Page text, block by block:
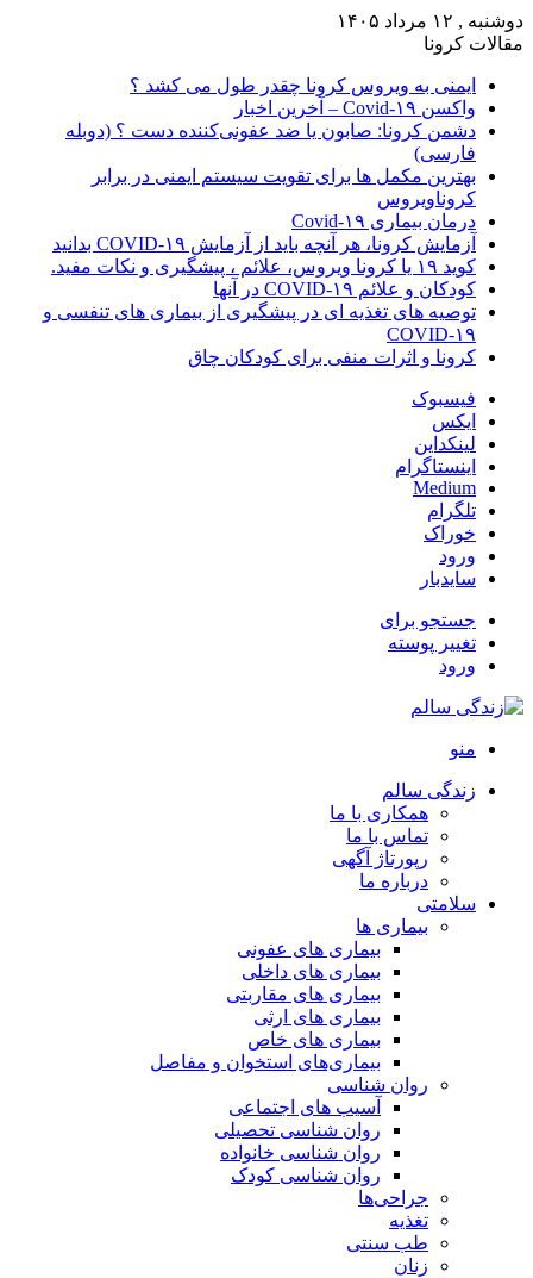
دوشنبه , ۱۲ مرداد ۱۴۰۵
مقالات کرونا
ایمنی به ویروس کرونا چقدر طول می کشد ؟
واکسن Covid-۱۹ – آخرین اخبار
دشمن کرونا: صابون یا ضد عفونی‌کننده دست ؟ (دوبله
فارسی)
بهترین مکمل ها برای تقویت سیستم ایمنی در برابر
کروناویروس
درمان بیماری Covid-۱۹
آزمایش کرونا، هر آنچه باید از آزمایش COVID-۱۹ بدانید
کوید ۱۹ یا کرونا ویروس، علائم ، پیشگیری و نکات مفید.
کودکان و علائم COVID-۱۹ در آنها
توصیه های تغذیه ای در پیشگیری از بیماری های تنفسی و
COVID-۱۹
کرونا و اثرات منفی برای کودکان چاق
فیسبوک
ایکس
لینکداین
اینستاگرام
Medium
تلگرام
خوراک
ورود
سایدبار
جستجو برای
تغییر پوسته
ورود
منو
زندگی سالم
همکاری با ما
تماس با ما
رپورتاژ آگهی
درباره ما
سلامتی
بیماری ها
بیماری های عفونی
بیماری های داخلی
بیماری های مقاربتی
بیماری های ارثی
بیماری های خاص
بیماری‌های استخوان و مفاصل
روان شناسی
آسیب های اجتماعی
روان شناسی تحصیلی
روان شناسی خانواده
روان شناسی کودک
جراحی‌ها
تغذیه
طب سنتی
زنان